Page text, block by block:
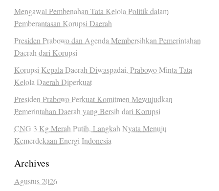
Mengawal Pembenahan Tata Kelola Politik dalam
Pemberantasan Korupsi Daerah
Presiden Prabowo dan Agenda Membersihkan Pemerintahan
Daerah dari Korupsi
Korupsi Kepala Daerah Diwaspadai, Prabowo Minta Tata
Kelola Daerah Diperkuat
Presiden Prabowo Perkuat Komitmen Mewujudkan
Pemerintahan Daerah yang Bersih dari Korupsi
CNG 3 Kg Merah Putih, Langkah Nyata Menuju
Kemerdekaan Energi Indonesia
Archives
Agustus 2026